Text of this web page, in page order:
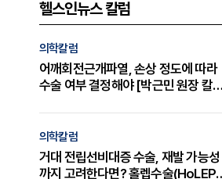
헬스인뉴스 칼럼
의학칼럼
어깨회전근개파열, 손상 정도에 따라
수술 여부 결정해야 [박근민 원장 칼
의학칼럼
거대 전립선비대증 수술, 재발 가능성
까지 고려한다면? 홀렙수술(HoLEP)